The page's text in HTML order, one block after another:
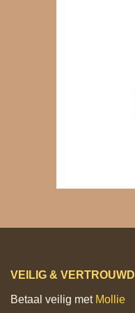
VEILIG & VERTROUWD
Betaal veilig met Mollie